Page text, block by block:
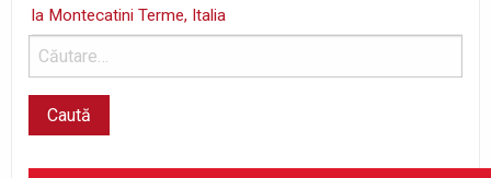
la Montecatini Terme, Italia